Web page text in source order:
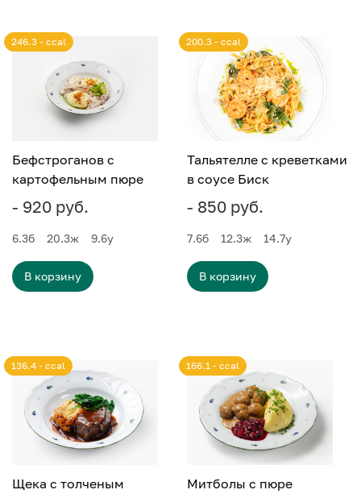
Бефстроганов с
картофельным пюре
- 920 руб.
246.3 - ccal
6.3б 20.3ж 9.6у
В корзину
Тальятелле с креветками
в соусе Биск
- 850 руб.
200.3 - ccal
7.6б 12.3ж 14.7у
В корзину
Щека с толченым
136.4 - ccal
Митболы с пюре
166.1 - ccal